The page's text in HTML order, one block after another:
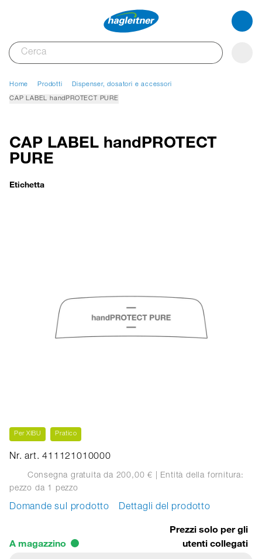
Home Prodotti Dispenser, dosatori e accessori
CAP LABEL handPROTECT PURE
CAP LABEL handPROTECT
PURE
Etichetta
Per XIBU Pratico
Nr. art. 411121010000
Consegna gratuita da 200,00 € | Entità della fornitura:
pezzo da 1 pezzo
Domande sul prodotto Dettagli del prodotto
A magazzino
Prezzi solo per gli
utenti collegati